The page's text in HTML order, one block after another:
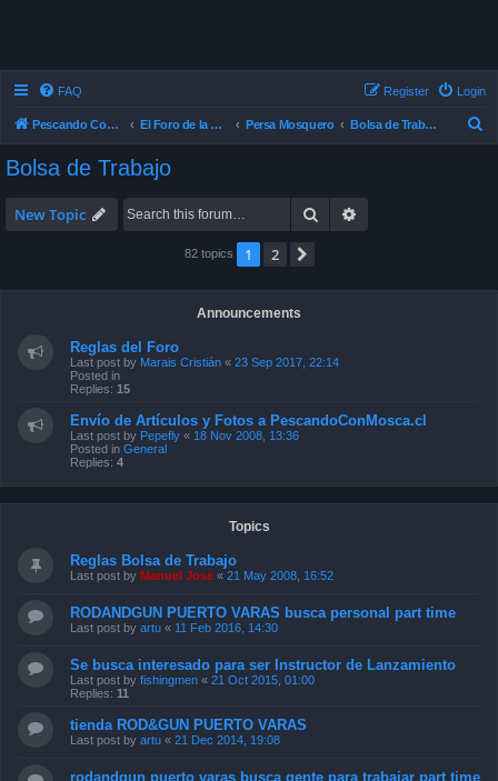
FAQ Login
Register
Pescando Con Mosca El Foro de la Pesca con Mosca en Chile Persa Mosquero Bolsa de Trabajo
Bolsa de Trabajo
New Topic Search
82 topics 1 2
Announcements
Reglas del Foro
Last post by Marais Cristián « 23 Sep 2017, 22:14
Posted in
Replies: 15
Envío de Artículos y Fotos a PescandoConMosca.cl
Last post by Pepefly « 18 Nov 2008, 13:36
Posted in General
Replies: 4
Topics
Reglas Bolsa de Trabajo
Last post by Manuel Jose « 21 May 2008, 16:52
RODANDGUN PUERTO VARAS busca personal part time
Last post by artu « 11 Feb 2016, 14:30
Se busca interesado para ser Instructor de Lanzamiento
Last post by fishingmen « 21 Oct 2015, 01:00
Replies: 11
tienda ROD&GUN PUERTO VARAS
Last post by artu « 21 Dec 2014, 19:08
rodandgun puerto varas busca gente para trabajar part time